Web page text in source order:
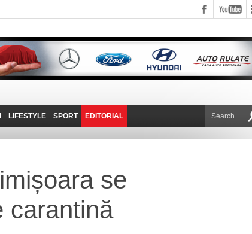
BANAT
VLOG
LIFESTYLE
POVESTE DE VIAȚĂ
SPORT EDITORIAL
DE VICTOR NAFIRU
se
carantină